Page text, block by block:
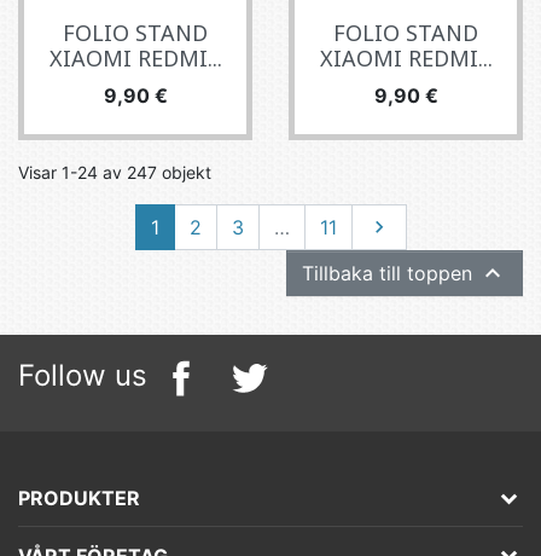
FOLIO STAND
XIAOMI REDMI...
Pris
9,90 €
FOLIO STAND
XIAOMI REDMI...
Pris
9,90 €
Visar 1-24 av 247 objekt
1 2 3 … 11 Nästa

Tillbaka till toppen 
Follow us
PRODUKTER